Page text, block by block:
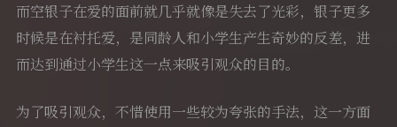
而空银子在爱的面前就几乎就像是失去了光彩，银子更多
时候是在衬托爱，是同龄人和小学生产生奇妙的反差，进
而达到通过小学生这一点来吸引观众的目的。
为了吸引观众，不惜使用一些较为夸张的手法，这一方面